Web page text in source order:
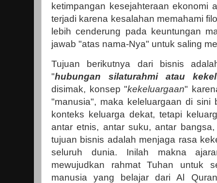
ketimpangan kesejahteraan ekonomi
terjadi karena kesalahan memahami
lebih cenderung pada keuntungan
jawab "atas nama-Nya" untuk saling
Tujuan berikutnya dari bisnis
"hubungan silaturahmi atau
disimak, konsep "kekeluargaan"
"manusia", maka keleluargaan di sini
konteks keluarga dekat, tetapi
antar etnis, antar suku, antar
tujuan bisnis adalah menjaga rasa
seluruh dunia. Inilah makna
mewujudkan rahmat Tuhan untuk
manusia yang belajar dari Al